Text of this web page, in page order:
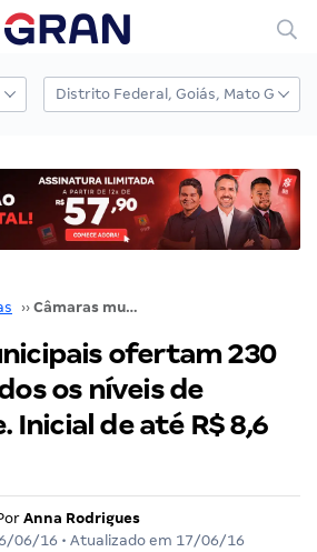
›› Câmaras municipais ofertam 230 vagas em todos os níveis de escolaridade. Inicial de até R$ 8,6 mil
ofertam 230
os níveis de
Inicial de até R$ 8,6
Anna Rodrigues
06/16 • Atualizado em 17/06/16